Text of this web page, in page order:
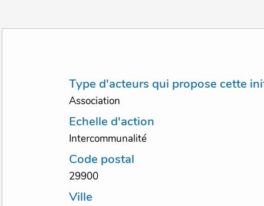
Type d'acteurs qui propose cette
Association
Echelle d'action
Intercommunalité
Code postal
29900
Ville